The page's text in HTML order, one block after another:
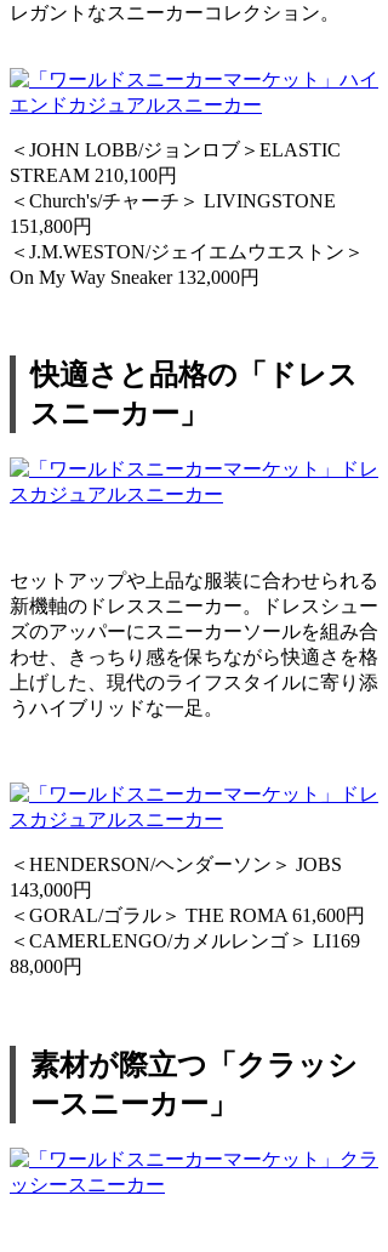
レガントなスニーカーコレクション。
＜JOHN LOBB/ジョンロブ＞ELASTIC
STREAM 210,100円
＜Church's/チャーチ＞ LIVINGSTONE
151,800円
＜J.M.WESTON/ジェイエムウエストン＞
On My Way Sneaker 132,000円
快適さと品格の「ドレス
スニーカー」
セットアップや上品な服装に合わせられる
新機軸のドレススニーカー。ドレスシュー
ズのアッパーにスニーカーソールを組み合
わせ、きっちり感を保ちながら快適さを格
上げした、現代のライフスタイルに寄り添
うハイブリッドな一足。
＜HENDERSON/ヘンダーソン＞ JOBS
143,000円
＜GORAL/ゴラル＞ THE ROMA 61,600円
＜CAMERLENGO/カメルレンゴ＞ LI169
88,000円
素材が際立つ「クラッシ
ースニーカー」